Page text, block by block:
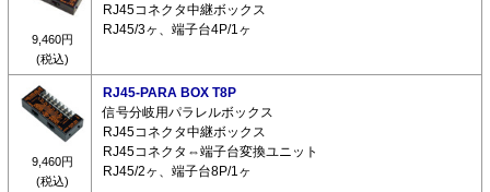
9,460円
(税込)
RJ45コネクタ中継ボックス
RJ45/3ヶ、端子台4P/1ヶ
9,460円
(税込)
RJ45-PARA BOX T8P
信号分岐用パラレルボックス
RJ45コネクタ中継ボックス
RJ45コネクタ⇔端子台変換ユニット
RJ45/2ヶ、端子台8P/1ヶ